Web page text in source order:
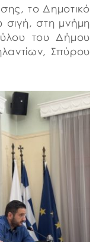
το Δημοτικό
σιγή, στη μνήμη
του Δήμου
Σπύρου